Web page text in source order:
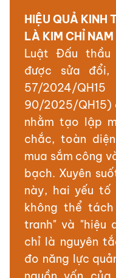
HIỆU QUẢ KINH
LÀ KIM CHỈ
Luật Đấu thầu
được sửa
57/2024/
90/2025/QH15)
nhằm tạo lập
chắc, toàn
mua sắm công
bạch. Xuyên
này, hai yếu tố
không thể
tranh" và "hiệu
chỉ là nguyên
đo năng lực